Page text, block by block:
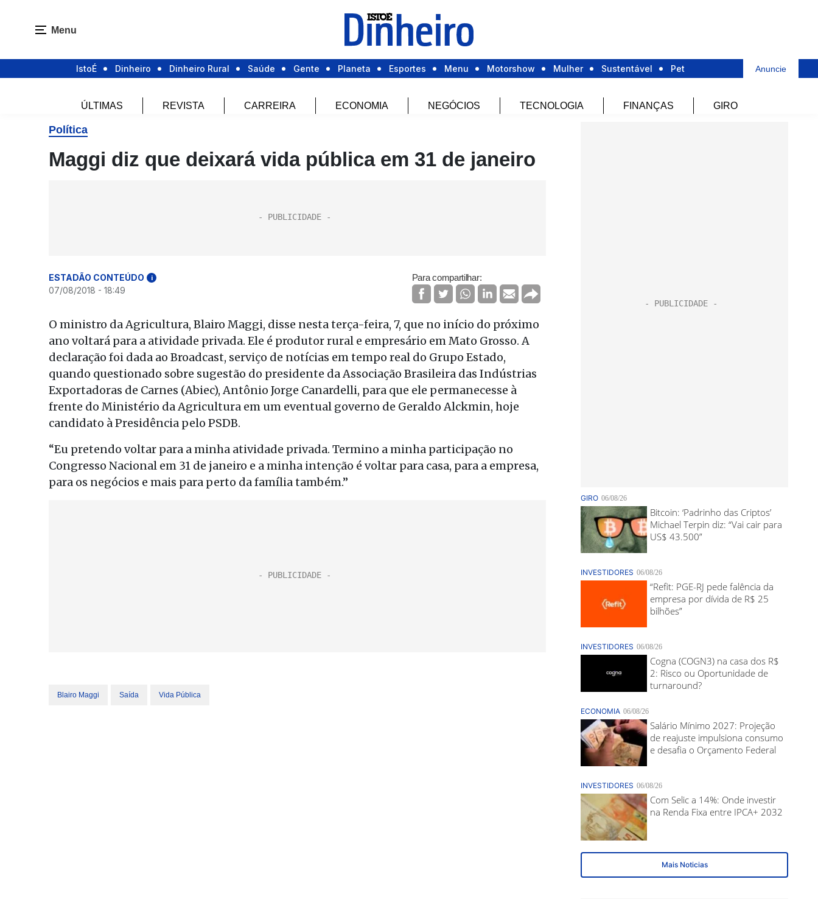
Menu
IstoÉ Dinheiro Dinheiro Rural Saúde Gente Planeta Esportes Menu Motorshow Mulher Sustentável Pet Anuncie
ÚLTIMAS REVISTA CARREIRA ECONOMIA NEGÓCIOS TECNOLOGIA FINANÇAS GIRO
Política
Maggi diz que deixará vida pública em 31 de janeiro
ESTADÃO CONTEÚDO i
07/08/2018 - 18:49
Para compartilhar:
O ministro da Agricultura, Blairo Maggi, disse nesta terça-feira, 7, que no início do próximo
ano voltará para a atividade privada. Ele é produtor rural e empresário em Mato Grosso. A
declaração foi dada ao Broadcast, serviço de notícias em tempo real do Grupo Estado,
quando questionado sobre sugestão do presidente da Associação Brasileira das Indústrias
Exportadoras de Carnes (Abiec), Antônio Jorge Canardelli, para que ele permanecesse à
frente do Ministério da Agricultura em um eventual governo de Geraldo Alckmin, hoje
candidato à Presidência pelo PSDB.
“Eu pretendo voltar para a minha atividade privada. Termino a minha participação no
Congresso Nacional em 31 de janeiro e a minha intenção é voltar para casa, para a empresa,
para os negócios e mais para perto da família também.”
Blairo Maggi Saída Vida Pública